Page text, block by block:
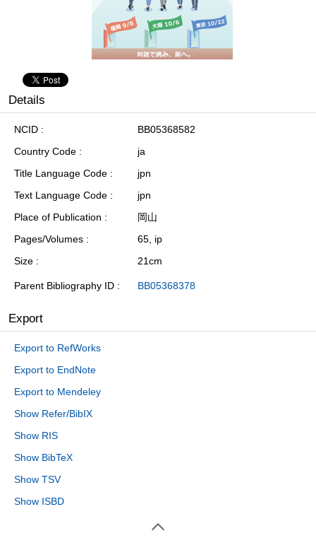
Details
NCID
BB05368582
Country Code
ja
Title Language Code
jpn
Text Language Code
jpn
Place of Publication
岡山
Pages/Volumes
65, ip
Size
21cm
Parent Bibliography ID BB05368378
Export
Export to RefWorks
Export to EndNote
Export to Mendeley
Show Refer/BibIX
Show RIS
Show BibTeX
Show TSV
Show ISBD